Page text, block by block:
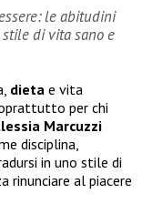
le abitudini
di vita sano e
dieta e vita
per chi
Marcuzzi
disciplina,
in uno stile di
rinunciare al piacere